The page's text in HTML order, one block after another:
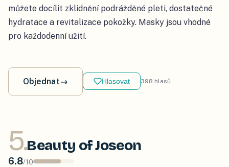
můžete docílit zklidnění podrážděné pleti, dostatečné
hydratace a revitalizace pokožky. Masky jsou vhodné
pro každodenní užití.
Objednat→ Hlasovat 398 hlasů
5.Beauty of Joseon
6.8/10